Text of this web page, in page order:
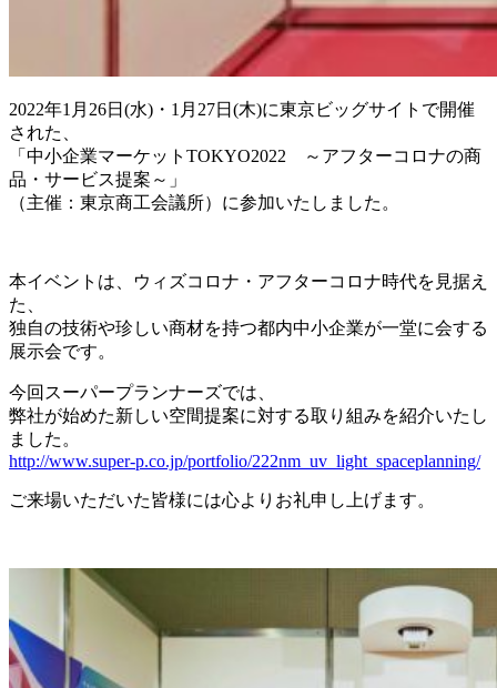
2022年1月26日(水)・1月27日(木)に東京ビッグサイトで開催
された、
「中小企業マーケットTOKYO2022 ～アフターコロナの商
品・サービス提案～」
（主催：東京商工会議所）に参加いたしました。
本イベントは、ウィズコロナ・アフターコロナ時代を見据え
た、
独自の技術や珍しい商材を持つ都内中小企業が一堂に会する
展示会です。
今回スーパープランナーズでは、
弊社が始めた新しい空間提案に対する取り組みを紹介いたし
ました。
http://www.super-p.co.jp/portfolio/222nm_uv_light_spaceplanning/
ご来場いただいた皆様には心よりお礼申し上げます。